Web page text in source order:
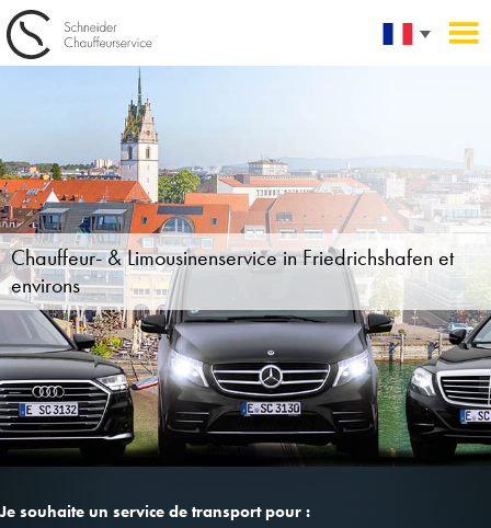
Chauffeur- & Limousinenservice inFriedrichshafen et
environs
Je souhaite un service de transport pour :